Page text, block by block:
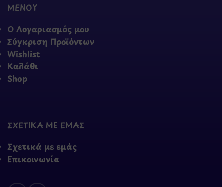
ΜΕΝΟΥ
Ο Λογαριασμός μου
Σύγκριση Προϊόντων
Wishlist
Καλάθι
Shop
ΣΧΕΤΙΚΑ ΜΕ ΕΜΑΣ
Σχετικά με εμάς
Επικοινωνία